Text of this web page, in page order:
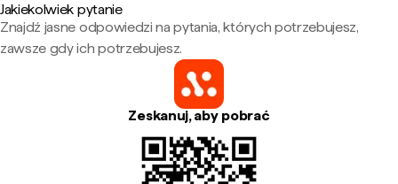
Jakiekolwiek pytanie
Znajdź jasne odpowiedzi na pytania, których potrzebujesz,
zawsze gdy ich potrzebujesz.
Zeskanuj, aby pobrać